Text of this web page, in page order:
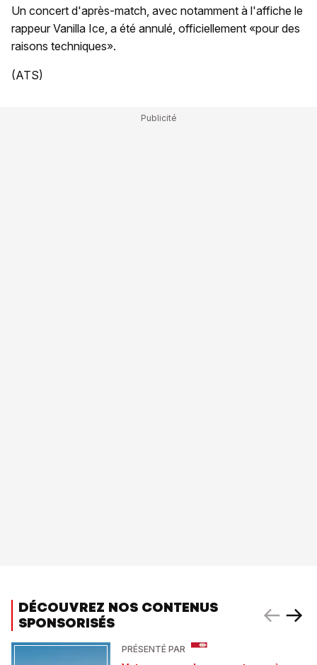
Un concert d'après-match, avec notamment à l'affiche le
rappeur Vanilla Ice, a été annulé, officiellement «pour des
raisons techniques».
(ATS)
DÉCOUVREZ NOS CONTENUS
SPONSORISÉS
PRÉSENTÉ PAR